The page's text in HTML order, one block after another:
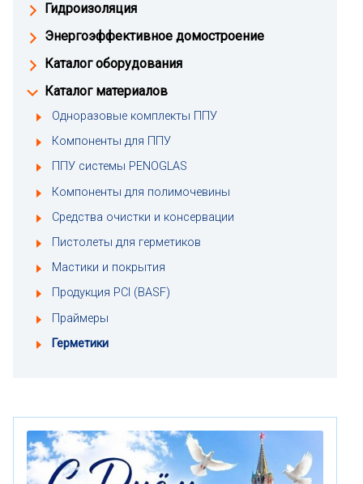
Гидроизоляция
Энергоэффективное домостроение
Каталог оборудования
Каталог материалов
Одноразовые комплекты ППУ
Компоненты для ППУ
ППУ системы PENOGLAS
Компоненты для полимочевины
Средства очистки и консервации
Пистолеты для герметиков
Мастики и покрытия
Продукция PCI (BASF)
Праймеры
Герметики